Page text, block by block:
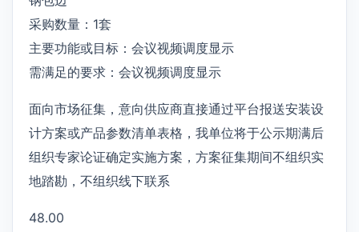
采购数量：1套
主要功能或目标：会议视频调度显示
需满足的要求：会议视频调度显示
面向市场征集，意向供应商直接通过平台报送安装设
计方案或产品参数清单表格，我单位将于公示期满后
组织专家论证确定实施方案，方案征集期间不组织实
地踏勘，不组织线下联系
48.00